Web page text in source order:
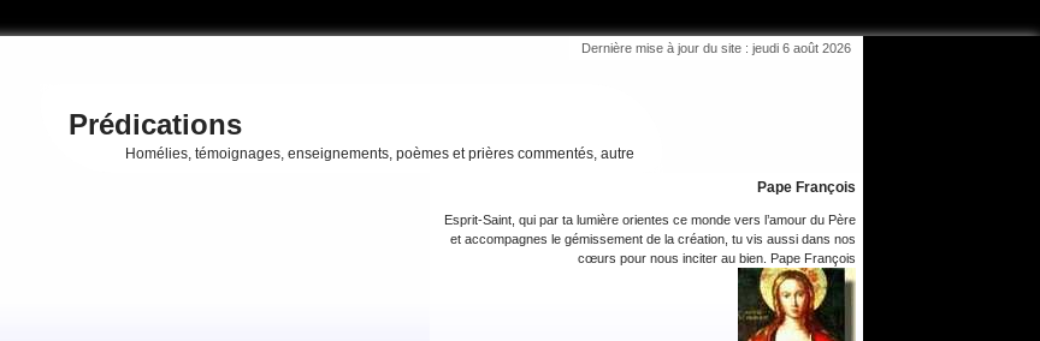
Dernière mise à jour du site : jeudi 6 août 2026
Prédications
Homélies, témoignages, enseignements, poèmes et prières commentés, autre
Pape François
Esprit-Saint, qui par ta lumière orientes ce monde vers l’amour du Père
et accompagnes le gémissement de la création, tu vis aussi dans nos
cœurs pour nous inciter au bien. Pape François